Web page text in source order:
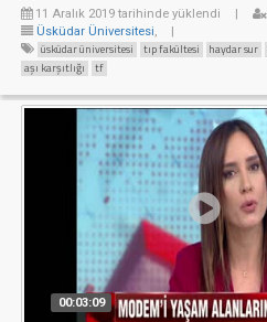
11 Aralık 2019 tarihinde yüklendi |
Üsküdar Üniversitesi
|
üsküdar üniversitesi tıp fakültesi haydar sur
aşı karşıtlığı
tf
00:03:09